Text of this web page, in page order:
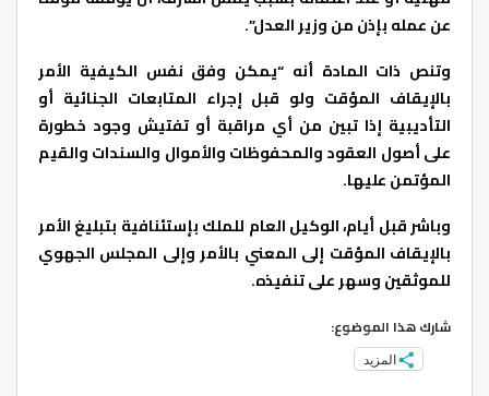
عن عمله بإذن من وزير العدل”.
وتنص ذات المادة أنه “يمكن وفق نفس الكيفية الأمر
بالإيقاف المؤقت ولو قبل إجراء المتابعات الجنائية أو
التأديبية إذا تبين من أي مراقبة أو تفتيش وجود خطورة
على أصول العقود والمحفوظات والأموال والسندات والقيم
المؤتمن عليها.
وباشر قبل أيام، الوكيل العام للملك بإستئنافية بتبليغ الأمر
بالإيقاف المؤقت إلى المعني بالأمر وإلى المجلس الجهوي
للموثقين وسهر على تنفيذه.
شارك هذا الموضوع:
المزيد